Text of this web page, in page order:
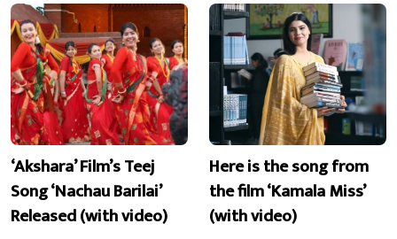
‘Akshara’ Film’s Teej
Song ‘Nachau Barilai’
Released (with video)
Here is the song from
the film ‘Kamala Miss’
(with video)